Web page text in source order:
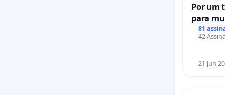
Por um
para
sofrem
nos
81
42
21 Jun